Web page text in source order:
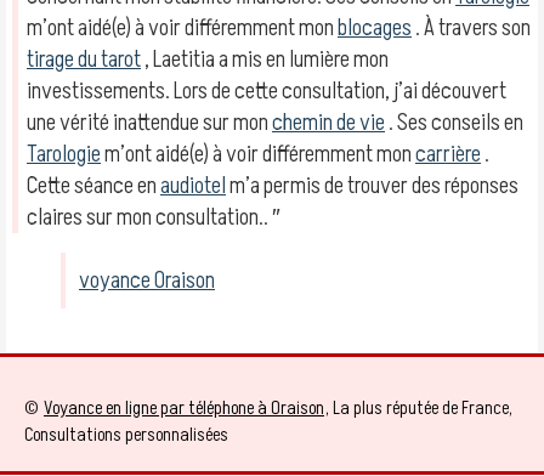
m’ont aidé(e) à voir différemment monblocages. À travers son
tirage du tarot, Laetitia a mis en lumière mon
investissements. Lors de cette consultation, j’ai découvert
une vérité inattendue sur monchemin de vie. Ses conseils en
Tarologiem’ont aidé(e) à voir différemment moncarrière.
Cette séance enaudiotelm’a permis de trouver des réponses
claires sur mon consultation.. ″
voyance Oraison
© Voyance en ligne par téléphone à Oraison, La plus réputée de France,
Consultations personnalisées